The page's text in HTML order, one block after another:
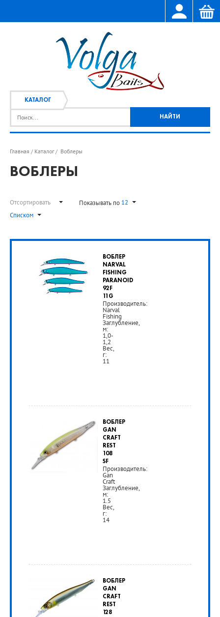
КАТАЛОГ
Главная / Каталог / Воблеры
ВОБЛЕРЫ
Отсортировать Показывать по 12
Списком
ВОБЛЕР
NARVAL
FISHING
PARANOID
92F
11G
Производитель:
Narval
Fishing
Заглубление,
м:
1,0-
1,2
Вес,
г:
11
750
руб.
РУБ
ВОБЛЕР
GAN
CRAFT
REST
108
SF
Производитель:
Gan
Craft
Заглубление,
м:
1.5
Вес,
г:
14
1
390
руб.
ВОБЛЕР
GAN
CRAFT
REST
128